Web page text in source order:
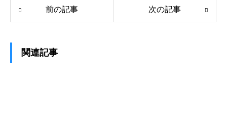
前の記事 次の記事
関連記事